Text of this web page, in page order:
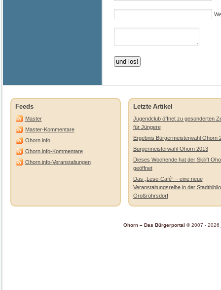
Feeds
Master
Master-Kommentare
Ohorn.info
Ohorn.info-Kommentare
Ohorn.info-Veranstaltungen
Letzte Artikel
Jugendclub öffnet zu gesonderten
für Jüngere
Ergebnis Bürgermeisterwahl Ohorn
Bürgermeisterwahl Ohorn 2013
Dieses Wochende hat der Skilift
geöffnet
Das „Lese-Café“ – eine neue
Veranstaltungsreihe in der
Großröhrsdorf
Ohorn – Das Bürgerportal © 2007 - 2026